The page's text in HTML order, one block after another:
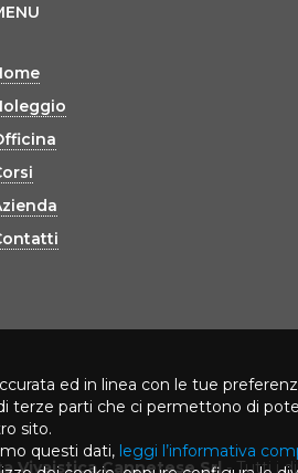
Vivaistica Cannetese Srl - Tutti i
ed in linea con le tue
terze parti che ci permettono di
sito.
questi dati, leggi l’informativa